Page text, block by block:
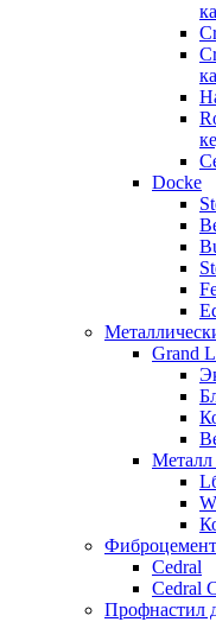
Docke
Grand
Cedral
Cedral
Профнастил